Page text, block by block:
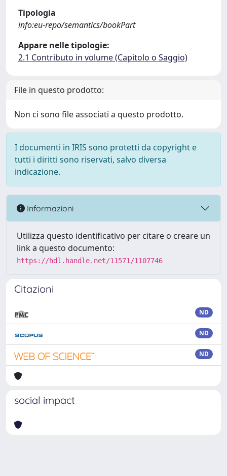
Tipologia
info:eu-repo/semantics/bookPart
Appare nelle tipologie:
2.1 Contributo in volume (Capitolo o Saggio)
File in questo prodotto:
Non ci sono file associati a questo prodotto.
I documenti in IRIS sono protetti da copyright e
tutti i diritti sono riservati, salvo diversa
indicazione.
Informazioni
Utilizza questo identificativo per citare o creare un
link a questo documento:
https://hdl.handle.net/11571/1107746
Citazioni
ND
ND
ND
social impact